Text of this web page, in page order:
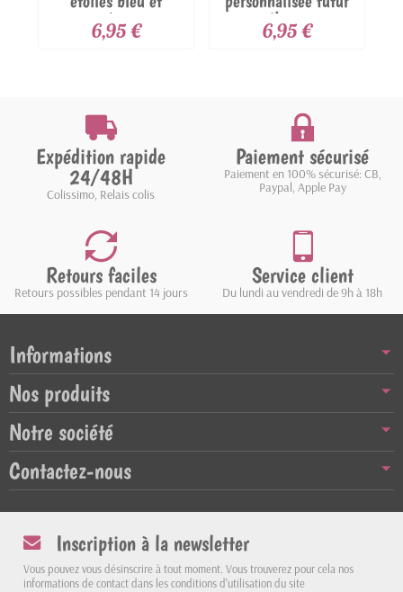
prénom
6,95 €
pilote...
6,95 €
Expédition rapide
24/48H
Colissimo, Relais colis
Paiement sécurisé
Paiement en 100% sécurisé: CB,
Paypal, Apple Pay
Retours faciles
Retours possibles pendant 14 jours
Service client
Du lundi au vendredi de 9h à 18h
Informations
Nos produits
Notre société
Contactez-nous
Inscription à la newsletter
Vous pouvez vous désinscrire à tout moment. Vous trouverez pour cela nos
informations de contact dans les conditions d'utilisation du site